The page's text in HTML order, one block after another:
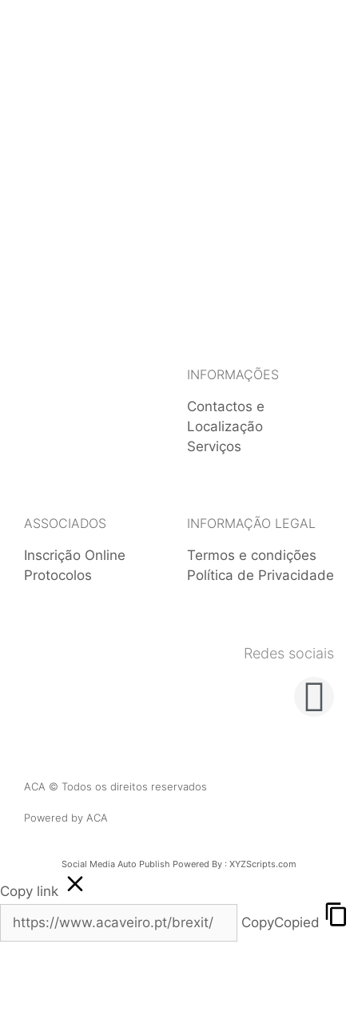
INFORMAÇÕES
Contactos e
Localização
Serviços
ASSOCIADOS
Inscrição Online
Protocolos
INFORMAÇÃO LEGAL
Termos e condições
Política de Privacidade
Redes sociais
ACA © Todos os direitos reservados
Powered by ACA
Social Media Auto Publish Powered By : XYZScripts.com
Copy link
CopyCopied